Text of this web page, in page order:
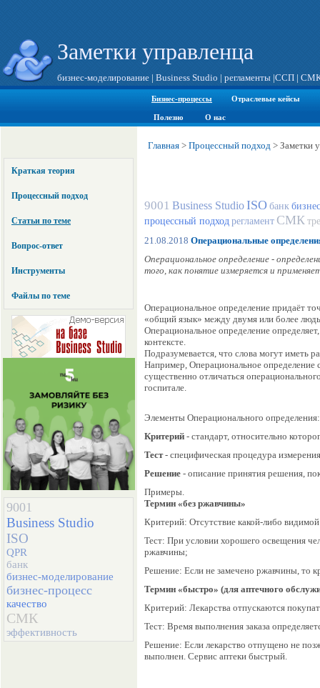
Заметки управленца
бизнес-моделирование | Business Studio | регламенты |ССП |
Бизнес-процессы Отраслевые кейсы
Полезно О нас
Краткая теория
Процессный подход
Статьи по теме
Вопрос-ответ
Инструменты
Файлы по теме
9001
Business Studio
ISO
QPR
банк
бизнес-моделирование
бизнес-процесс
качество
СМК
эффективность
Главная > Процессный подход > Заметки
9001 Business StudioISO банк
процессный подход регламент СМК
21.08.2018 Операциональные
Операциональное определение -
того, как понятие измеряется и
Операциональное определение придаёт
«общий язык» между двумя или более
Операциональное определение
контексте.
Подразумевается, что слова могут иметь
Например, Операциональное определение
существенно отличаться
госпитале.
Элементы Операционального определения:
Критерий - стандарт, относительно
Тест- специфическая процедура
Решение - описание принятия решения,
Примеры.
Термин «без ржавчины»
Критерий: Отсутствие какой-либо
Тест: При условии хорошего освещения
ржавчины;
Решение: Если не замечено ржавчины, то
Термин «быстро» (для аптечного
Критерий: Лекарства отпускаются
Тест: Время выполнения заказа
Решение: Если лекарство отпущено не
выполнен. Сервис аптеки быстрый.